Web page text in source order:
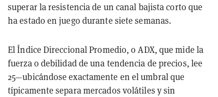
superar la resistencia de un canal bajista corto que
ha estado en juego durante siete semanas.
El Índice Direccional Promedio, o ADX, que mide la
fuerza o debilidad de una tendencia de precios, lee
25—ubicándose exactamente en el umbral que
típicamente separa mercados volátiles y sin